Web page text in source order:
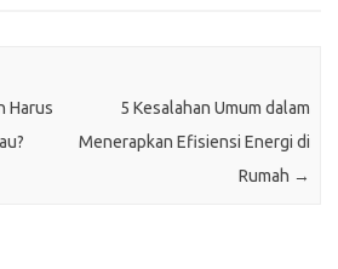
Harus
5 Kesalahan Umum dalam
Menerapkan Efisiensi Energi di
Rumah →